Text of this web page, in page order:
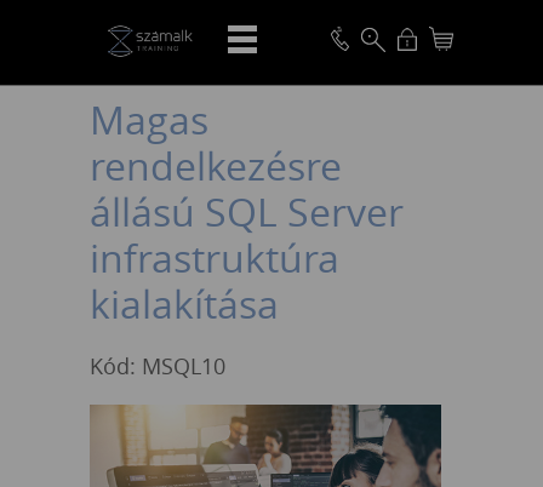
VISSZA
Magas
rendelkezésre
állású SQL Server
infrastruktúra
kialakítása
Kód: MSQL10